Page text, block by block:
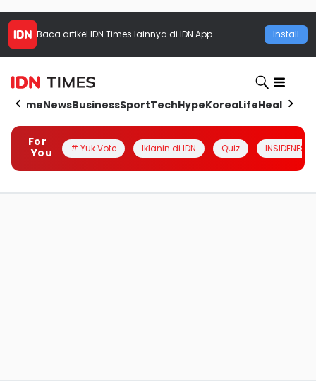
Baca artikel IDN Times lainnya di IDN App Install
HomeNewsBusinessSportTechHypeKoreaLifeHealth
For
You
# Yuk Vote Iklanin di IDN Quiz INSIDENESIA